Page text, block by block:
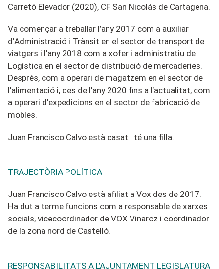
Carretó Elevador (2020), CF San Nicolás de Cartagena.
Va començar a treballar l’any 2017 com a auxiliar
d'Administració i Trànsit en el sector de transport de
viatgers i l’any 2018 com a xofer i administratiu de
Logística en el sector de distribució de mercaderies.
Després, com a operari de magatzem en el sector de
l’alimentació i, des de l’any 2020 fins a l’actualitat, com
a operari d’expedicions en el sector de fabricació de
mobles.
Juan Francisco Calvo està casat i té una filla.
TRAJECTÒRIA POLÍTICA
Juan Francisco Calvo està afiliat a Vox des de 2017.
Ha dut a terme funcions com a responsable de xarxes
socials, vicecoordinador de VOX Vinaroz i coordinador
de la zona nord de Castelló.
RESPONSABILITATS A L’AJUNTAMENT LEGISLATURA